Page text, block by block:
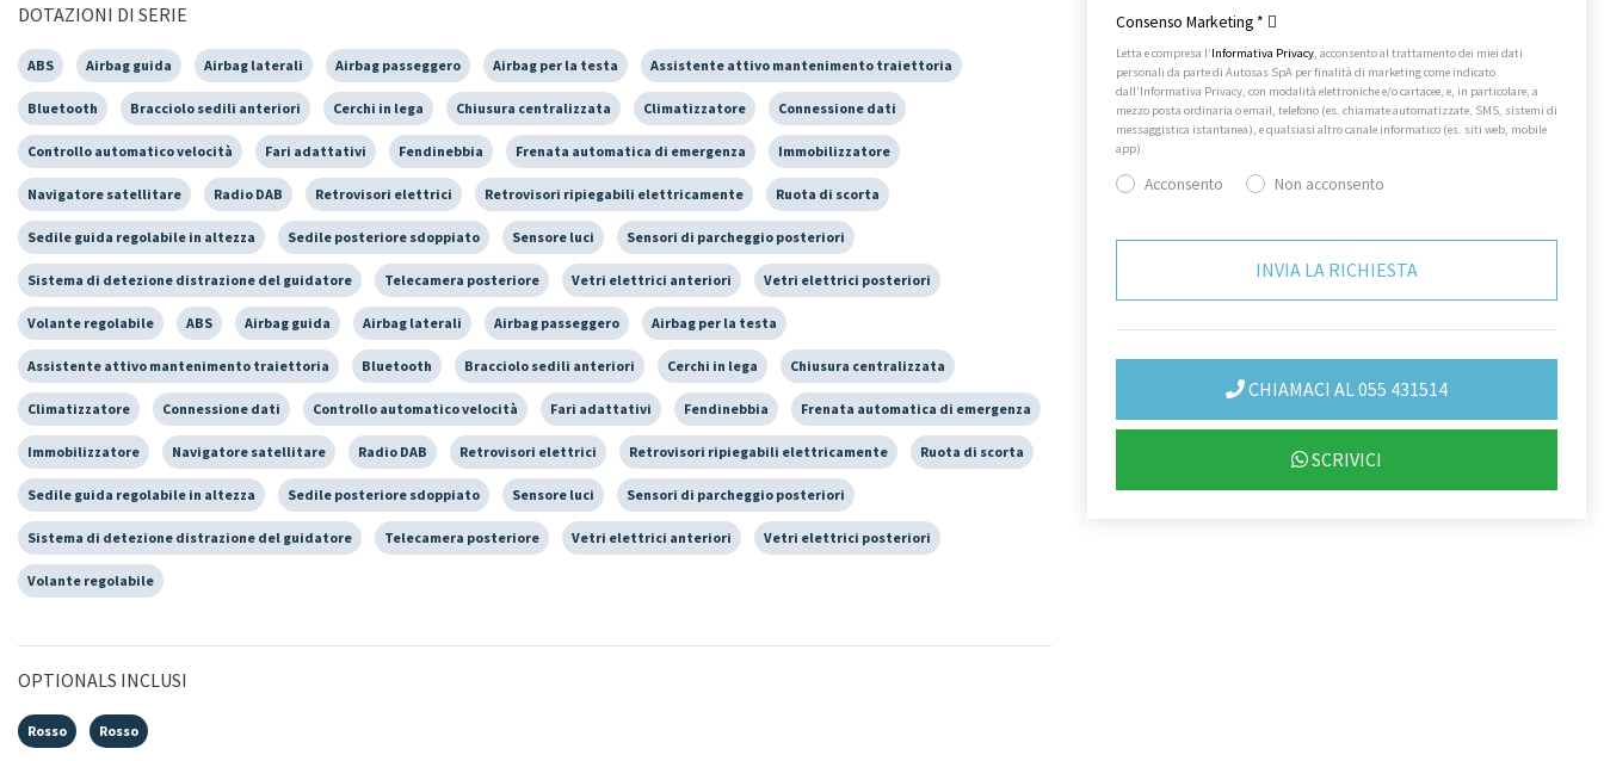
DOTAZIONI DI SERIE
ABS Airbag guida Airbag laterali Airbag passeggero Airbag per la testa Assistente attivo mantenimento traiettoria
Bluetooth Bracciolo sedili anteriori Cerchi in lega Chiusura centralizzata Climatizzatore Connessione dati
Controllo automatico velocità Fari adattativi Fendinebbia Frenata automatica di emergenza Immobilizzatore
Navigatore satellitare Radio DAB Retrovisori elettrici Retrovisori ripiegabili elettricamente Ruota di scorta
Sedile guida regolabile in altezza Sedile posteriore sdoppiato Sensore luci Sensori di parcheggio posteriori
Sistema di detezione distrazione del guidatore Telecamera posteriore Vetri elettrici anteriori Vetri elettrici posteriori
Volante regolabile ABS Airbag guida Airbag laterali Airbag passeggero Airbag per la testa
Assistente attivo mantenimento traiettoria Bluetooth Bracciolo sedili anteriori Cerchi in lega Chiusura centralizzata
Climatizzatore Connessione dati Controllo automatico velocità Fari adattativi Fendinebbia Frenata automatica di emergenza
Immobilizzatore Navigatore satellitare Radio DAB Retrovisori elettrici Retrovisori ripiegabili elettricamente Ruota di scorta
Sedile guida regolabile in altezza Sedile posteriore sdoppiato Sensore luci Sensori di parcheggio posteriori
Sistema di detezione distrazione del guidatore Telecamera posteriore Vetri elettrici anteriori Vetri elettrici posteriori
Volante regolabile
OPTIONALS INCLUSI
Rosso Rosso
Consenso Marketing *
Letta e compresa l’Informativa Privacy, acconsento al trattamento dei miei dati
personali da parte di Autosas SpA per finalità di marketing come indicato
dall’Informativa Privacy, con modalità elettroniche e/o cartacee, e, in particolare, a
mezzo posta ordinaria o email, telefono (es. chiamate automatizzate, SMS, sistemi di
messaggistica istantanea), e qualsiasi altro canale informatico (es. siti web, mobile
app).
Acconsento Non acconsento
CHIAMACI AL 055 431514
SCRIVICI